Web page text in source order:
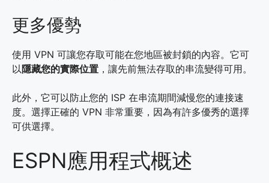
更多優勢
使用 VPN 可讓您存取可能在您地區被封鎖的內容。它可
以隱藏您的實際位置 ，讓先前無法存取的串流變得可用。
此外，它可以防止您的 ISP 在串流期間減慢您的連接速
度。選擇正確的 VPN 非常重要，因為有許多優秀的選擇
可供選擇。
ESPN應用程式概述